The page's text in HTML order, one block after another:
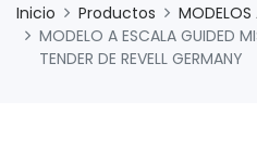
Inicio Productos
MODELOS
MODELO A ESCALA GUIDED
TENDER DE REVELL GERMANY